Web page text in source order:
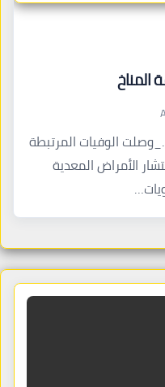
الوفيات المرتبطة
الأمراض المعدية